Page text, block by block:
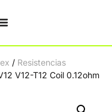
/ Resistencias
V12-T12 Coil 0.12ohm